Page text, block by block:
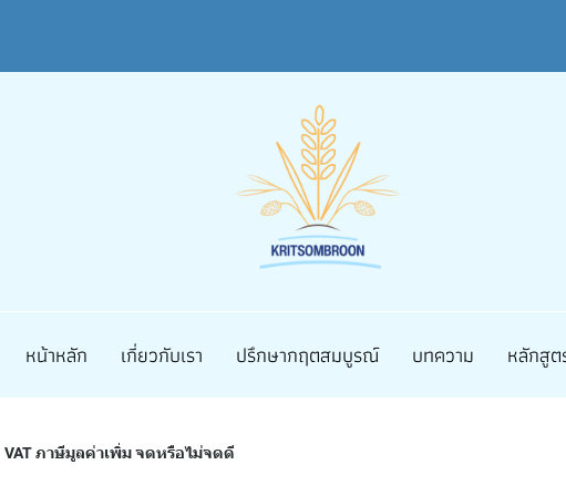
หน้าหลัก เกี่ยวกับเรา ปรึกษากฤตสมบูรณ์ บทความ หลักสูต
VAT ภาษีมูลค่าเพิ่ม จดหรือไม่จดดี